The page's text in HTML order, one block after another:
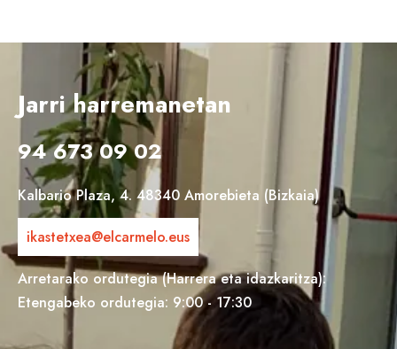
Jarri harremanetan
94 673 09 02
Kalbario Plaza, 4. 48340 Amorebieta (Bizkaia)
ikastetxea@elcarmelo.eus
Arretarako ordutegia (Harrera eta idazkaritza):
Etengabeko ordutegia: 9:00 - 17:30